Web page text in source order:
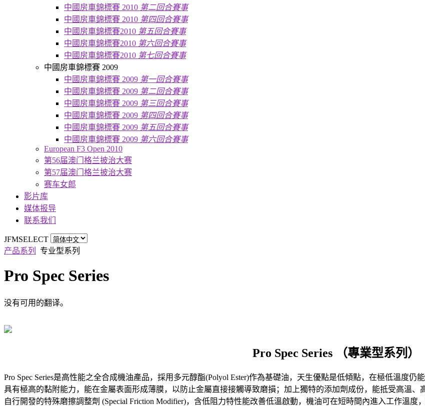
中國房車錦標賽 2010 第二回合賽事
中國房車錦標賽 2010 第四回合賽事
中國房車錦標賽2010 第五回合賽事
中國房車錦標賽2010 第六回合賽事
中國房車錦標賽2010 第七回合賽事
中國房車錦標賽 2009
中國房車錦標賽 2009 第一回合賽事
中國房車錦標賽 2009 第二回合賽事
中國房車錦標賽 2009 第三回合賽事
中國房車錦標賽 2009 第四回合賽事
中國房車錦標賽 2009 第五回合賽事
中國房車錦標賽 2009 第六回合賽事
European F3 Open 2010
第56届澳门格兰披治大赛
第57届澳门格兰披治大赛
赛车女郎
影片库
媒体报导
联系我们
JFMSELECT
产品系列
专业型系列
Pro Spec Series
没有可用的翻译。
Pro Spec Series （專業型系列）
Pro Spec Series是高性能之全合成機油產品，採用多元醇酯(Polyol Ester)作為基礎油，天生優點是低傾點，在極低溫度
具有極高的黏附能力，能在金屬表面形成薄膜，以防止金屬直接接觸導致磨損；加上獨特的添加劑成份，能抵受高溫、
自行開發的特殊磨擦調整劑 (Special Friction Modifier)，含低阻力特性能改善低溫啟動，機油可在短時間內進入工作溫度